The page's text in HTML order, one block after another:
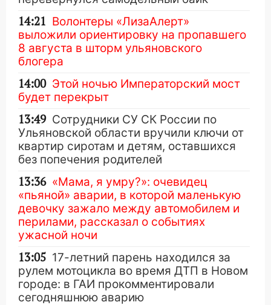
14:21 Волонтеры «ЛизаАлерт»
выложили ориентировку на пропавшего
8 августа в шторм ульяновского
блогера
14:00 Этой ночью Императорский мост
будет перекрыт
13:49 Сотрудники СУ СК России по
Ульяновской области вручили ключи от
квартир сиротам и детям, оставшихся
без попечения родителей
13:36 «Мама, я умру?»: очевидец
«пьяной» аварии, в которой маленькую
девочку зажало между автомобилем и
перилами, рассказал о событиях
ужасной ночи
13:05 17-летний парень находился за
рулем мотоцикла во время ДТП в Новом
городе: в ГАИ прокомментировали
сегодняшнюю аварию